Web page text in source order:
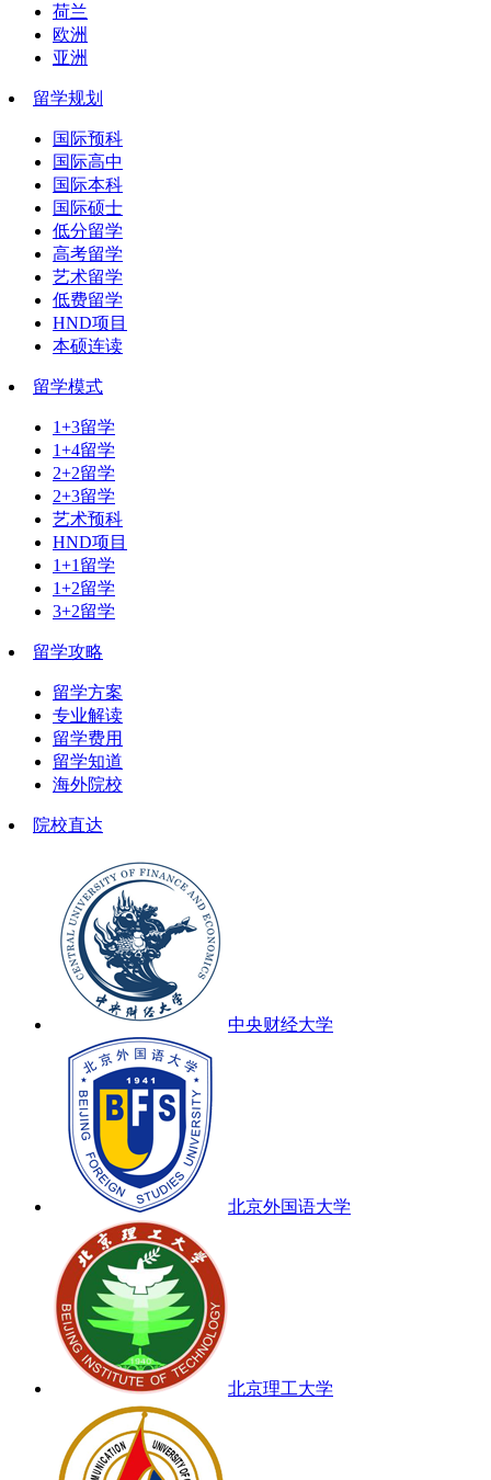
荷兰
欧洲
亚洲
留学规划
国际预科
国际高中
国际本科
国际硕士
低分留学
高考留学
艺术留学
低费留学
HND项目
本硕连读
留学模式
1+3留学
1+4留学
2+2留学
2+3留学
艺术预科
HND项目
1+1留学
1+2留学
3+2留学
留学攻略
留学方案
专业解读
留学费用
留学知道
海外院校
院校直达
中央财经大学
北京外国语大学
北京理工大学